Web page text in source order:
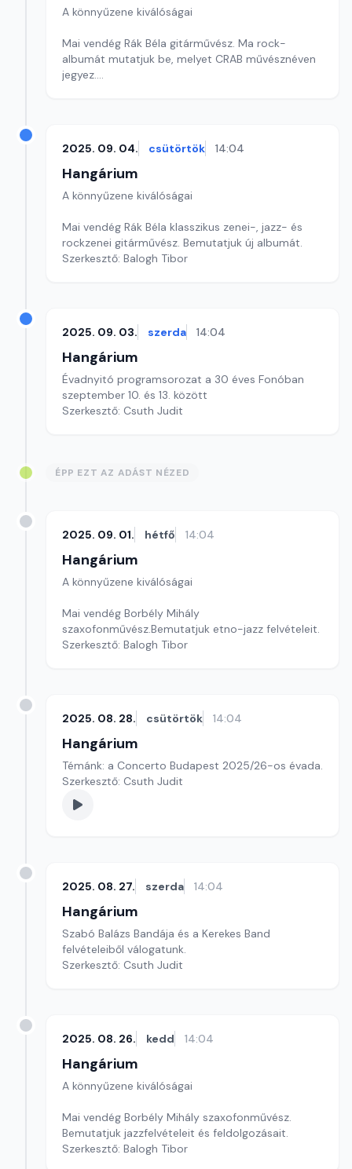
A könnyűzene kiválóságai
Mai vendég Rák Béla gitárművész. Ma rock-
albumát mutatjuk be, melyet CRAB művésznéven
jegyez.
2025. 09. 04. csütörtök 14:04
Hangárium
A könnyűzene kiválóságai
Mai vendég Rák Béla klasszikus zenei-, jazz- és
rockzenei gitárművész. Bemutatjuk új albumát.
Szerkesztő: Balogh Tibor
2025. 09. 03. szerda 14:04
Hangárium
Évadnyitó programsorozat a 30 éves Fonóban
szeptember 10. és 13. között
Szerkesztő: Csuth Judit
ÉPP EZT AZ ADÁST NÉZED
2025. 09. 01. hétfő 14:04
Hangárium
A könnyűzene kiválóságai
Mai vendég Borbély Mihály
szaxofonművész.Bemutatjuk etno-jazz felvételeit.
Szerkesztő: Balogh Tibor
2025. 08. 28. csütörtök 14:04
Hangárium
Témánk: a Concerto Budapest 2025/26-os évada.
Szerkesztő: Csuth Judit
2025. 08. 27. szerda 14:04
Hangárium
Szabó Balázs Bandája és a Kerekes Band
felvételeiből válogatunk.
Szerkesztő: Csuth Judit
2025. 08. 26. kedd 14:04
Hangárium
A könnyűzene kiválóságai
Mai vendég Borbély Mihály szaxofonművész.
Bemutatjuk jazzfelvételeit és feldolgozásait.
Szerkesztő: Balogh Tibor